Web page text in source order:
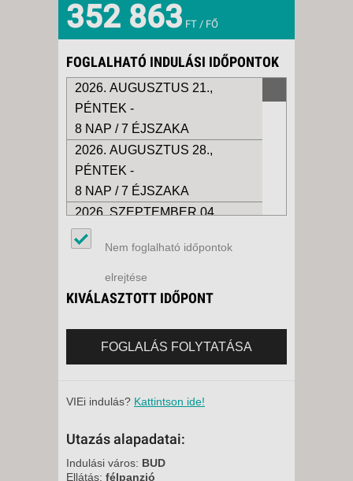
352 863 FT / FŐ
FOGLALHATÓ INDULÁSI IDŐPONTOK
2026. AUGUSZTUS 21.,
PÉNTEK -
8 NAP / 7 ÉJSZAKA
2026. AUGUSZTUS 28.,
PÉNTEK -
8 NAP / 7 ÉJSZAKA
2026. SZEPTEMBER 04.,
PÉNTEK -
8 NAP / 7 ÉJSZAKA
2026. SZEPTEMBER 11.,
PÉNTEK -
2026. SZEPTEMBER 18.,
2026. SZEPTEMBER 25.,
8 NAP / 7 ÉJSZAKA
2026. OKTÓBER 02., PÉNTEK -
Nem foglalható időpontok
elrejtése
KIVÁLASZTOTT IDŐPONT
FOGLALÁS FOLYTATÁSA
VIEi indulás? Kattintson ide!
Utazás alapadatai:
Indulási város: BUD
Ellátás: félpanzió